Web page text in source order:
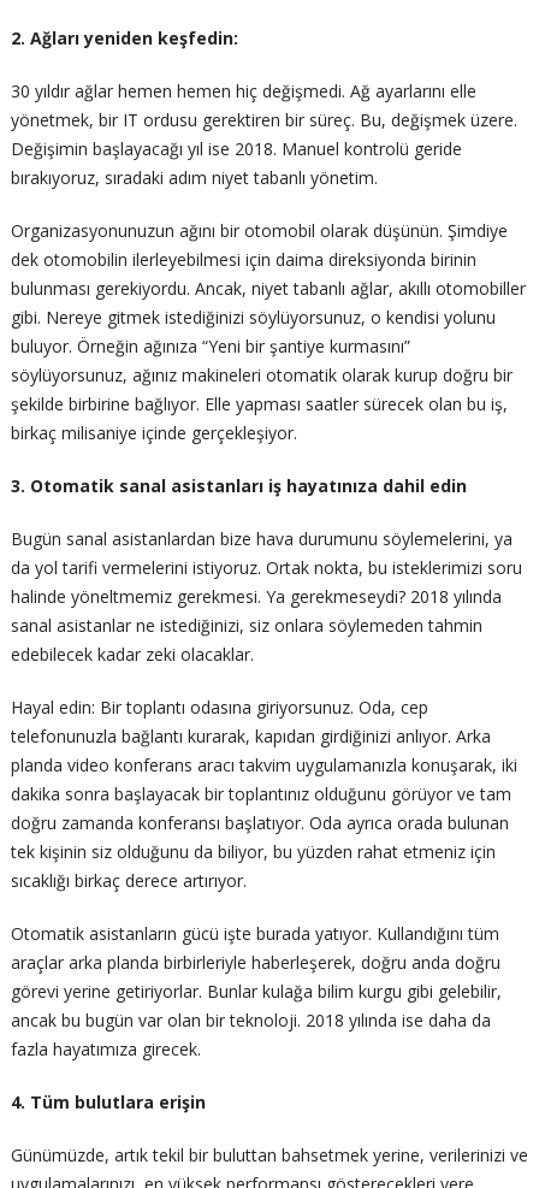
2. Ağları yeniden keşfedin:
30 yıldır ağlar hemen hemen hiç değişmedi. Ağ ayarlarını elle
yönetmek, bir IT ordusu gerektiren bir süreç. Bu, değişmek üzere.
Değişimin başlayacağı yıl ise 2018. Manuel kontrolü geride
bırakıyoruz, sıradaki adım niyet tabanlı yönetim.
Organizasyonunuzun ağını bir otomobil olarak düşünün. Şimdiye
dek otomobilin ilerleyebilmesi için daima direksiyonda birinin
bulunması gerekiyordu. Ancak, niyet tabanlı ağlar, akıllı otomobiller
gibi. Nereye gitmek istediğinizi söylüyorsunuz, o kendisi yolunu
buluyor. Örneğin ağınıza “Yeni bir şantiye kurmasını”
söylüyorsunuz, ağınız makineleri otomatik olarak kurup doğru bir
şekilde birbirine bağlıyor. Elle yapması saatler sürecek olan bu iş,
birkaç milisaniye içinde gerçekleşiyor.
3. Otomatik sanal asistanları iş hayatınıza dahil edin
Bugün sanal asistanlardan bize hava durumunu söylemelerini, ya
da yol tarifi vermelerini istiyoruz. Ortak nokta, bu isteklerimizi soru
halinde yöneltmemiz gerekmesi. Ya gerekmeseydi? 2018 yılında
sanal asistanlar ne istediğinizi, siz onlara söylemeden tahmin
edebilecek kadar zeki olacaklar.
Hayal edin: Bir toplantı odasına giriyorsunuz. Oda, cep
telefonunuzla bağlantı kurarak, kapıdan girdiğinizi anlıyor. Arka
planda video konferans aracı takvim uygulamanızla konuşarak, iki
dakika sonra başlayacak bir toplantınız olduğunu görüyor ve tam
doğru zamanda konferansı başlatıyor. Oda ayrıca orada bulunan
tek kişinin siz olduğunu da biliyor, bu yüzden rahat etmeniz için
sıcaklığı birkaç derece artırıyor.
Otomatik asistanların gücü işte burada yatıyor. Kullandığını tüm
araçlar arka planda birbirleriyle haberleşerek, doğru anda doğru
görevi yerine getiriyorlar. Bunlar kulağa bilim kurgu gibi gelebilir,
ancak bu bugün var olan bir teknoloji. 2018 yılında ise daha da
fazla hayatımıza girecek.
4. Tüm bulutlara erişin
Günümüzde, artık tekil bir buluttan bahsetmek yerine, verilerinizi ve